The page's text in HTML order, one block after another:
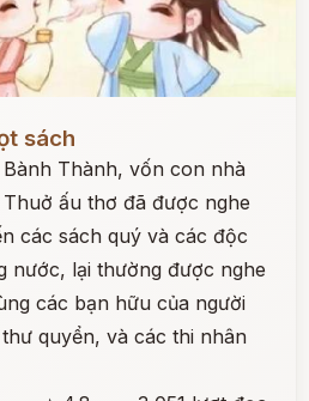
sách
Thành, vốn con nhà
ấu thơ đã được nghe
các sách quý và các độc
nước, lại thường được nghe
các bạn hữu của người
quyển, và các thi nhân